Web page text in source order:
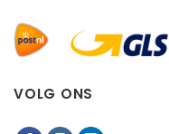
VOLG ONS